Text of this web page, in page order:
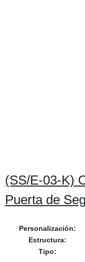
(SS/E-03-K)
Puerta de
Personalización:
Estructura:
Tipo: